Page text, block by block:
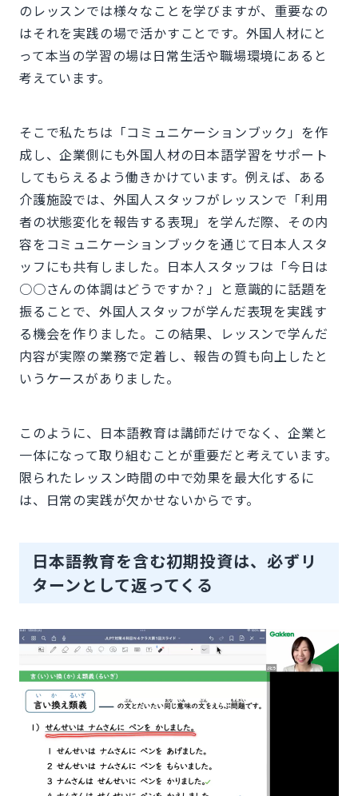
のレッスンでは様々なことを学びますが、重要なの
はそれを実践の場で活かすことです。外国人材にと
って本当の学習の場は日常生活や職場環境にあると
考えています。
そこで私たちは「コミュニケーションブック」を作
成し、企業側にも外国人材の日本語学習をサポート
してもらえるよう働きかけています。例えば、ある
介護施設では、外国人スタッフがレッスンで「利用
者の状態変化を報告する表現」を学んだ際、その内
容をコミュニケーションブックを通じて日本人スタ
ッフにも共有しました。日本人スタッフは「今日は
○○さんの体調はどうですか？」と意識的に話題を
振ることで、外国人スタッフが学んだ表現を実践す
る機会を作りました。この結果、レッスンで学んだ
内容が実際の業務で定着し、報告の質も向上したと
いうケースがありました。
このように、日本語教育は講師だけでなく、企業と
一体になって取り組むことが重要だと考えています。
限られたレッスン時間の中で効果を最大化するに
は、日常の実践が欠かせないからです。
日本語教育を含む初期投資は、必ずリ
ターンとして返ってくる